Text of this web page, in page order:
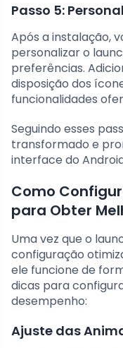
Passo 5:
Após a instalação,
personalizar o
preferências.
disposição dos
funcionalidades
Seguindo esses
transformado e
interface do
Como
para Obter
Uma vez que o
configuração
ele funcione de
dicas para
desempenho:
Ajuste das